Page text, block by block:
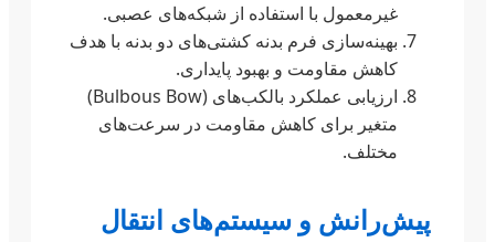
غیرمعمول با استفاده از شبکه‌های عصبی.
بهینه‌سازی فرم بدنه کشتی‌های دو بدنه با هدف
کاهش مقاومت و بهبود پایداری.
ارزیابی عملکرد بالکب‌های (Bulbous Bow)
متغیر برای کاهش مقاومت در سرعت‌های
مختلف.
پیش‌رانش و سیستم‌های انتقال